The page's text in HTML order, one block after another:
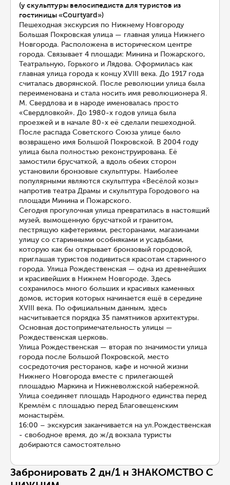
(у скульптуры велосипедиста для туристов из
гостиницы «Courtyard»)
Пешеходная экскурсия по Нижнему Новгороду
Большая Покровская улица — главная улица Нижнего
Новгорода. Расположена в историческом центре
города. Связывает 4 площади: Минина и Пожарского,
Театральную, Горького и Лядова. Оформилась как
главная улица города к концу XVIII века. До 1917 года
считалась дворянской. После революции улица была
переименована и стала носить имя революционера Я.
М. Свердлова и в народе именовалась просто
«Свердловкой». До 1980-х годов улица была
проезжей и в начале 80-х её сделали пешеходной.
После распада Советского Союза улице было
возвращено имя Большой Покровской. В 2004 году
улица была полностью реконструирована. Её
замостили брусчаткой, а вдоль обеих сторон
установили бронзовые скульптуры. Наиболее
популярными являются скульптура «Весёлой козы»
напротив театра Драмы и скульптура Городового на
площади Минина и Пожарского.
Сегодня прогулочная улица превратилась в настоящий
музей, вымощенную брусчаткой и гранитом,
пестрящую кафетериями, ресторанами, магазинами
улицу со старинными особняками и усадьбами,
которую как бы открывает бронзовый городовой,
приглашая туристов подивиться красотам старинного
города. Улица Рождественская — одна из древнейших
и красивейших в Нижнем Новгороде. Здесь
сохранилось много больших и красивых каменных
домов, история которых начинается ещё в середине
XVIII века. По официальным данным, здесь
насчитывается порядка 35 памятников архитектуры.
Основная достопримечательность улицы —
Рождественская церковь.
Улица Рождественская — вторая по значимости улица
города после Большой Покровской, место
сосредоточия ресторанов, кафе и ночной жизни
Нижнего Новгорода вместе с прилегающей
площадью Маркина и Нижневолжской набережной.
Улица соединяет площадь Народного единства перед
Кремлём с площадью перед Благовещенским
монастырём.
16:00 – экскурсия заканчивается на ул.Рождественская
- свободное время, до ж/д вокзала туристы
добираются самостоятельно
Забронировать 2 дн/1 н ЗНАКОМСТВО С